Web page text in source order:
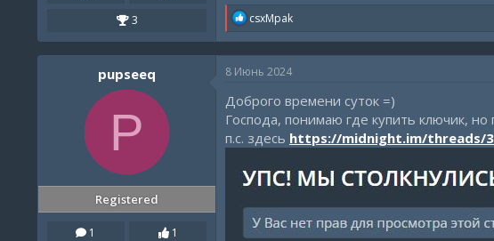
3
R
a
c
t
o
n
:
csxMpak
pupseeq
P
Registered
1
1
8 Июнь 2024
Доброго времени суток =)
Господа, понимаю где купить ключик, но
п.с. здесь https://midnight.im/threads/